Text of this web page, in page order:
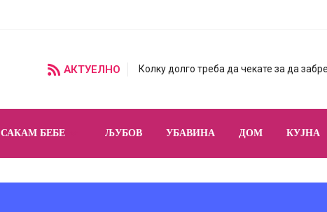
АКТУЕЛНО Колку долго треба да чекате за да
САКАМ БЕБЕ ЉУБОВ УБАВИНА ДОМ КУЈНА